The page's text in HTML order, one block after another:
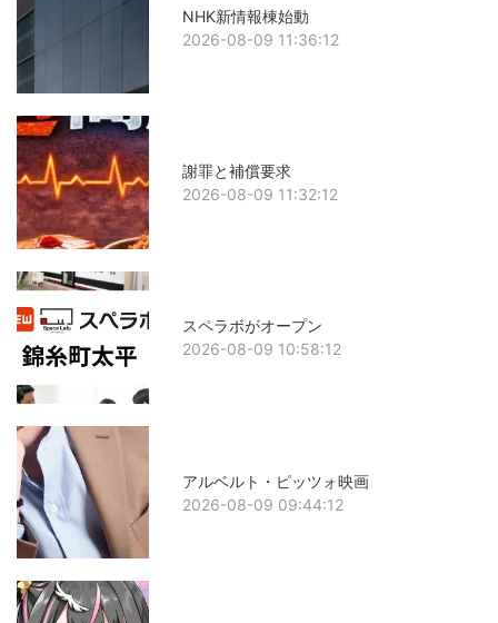
NHK新情報棟始動
2026-08-09 11:36:12
謝罪と補償要求
2026-08-09 11:32:12
スペラボがオープン
2026-08-09 10:58:12
アルベルト・ピッツォ映画
2026-08-09 09:44:12